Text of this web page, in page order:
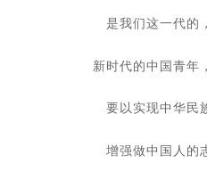
是我们这一代的
新时代的中国青年
要以实现中华民
增强做中国人的